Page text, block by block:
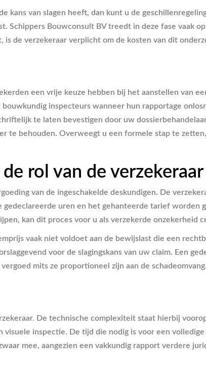
kans van slagen heeft, dan kunt u de
Bouwconsult BV treedt in deze fase vaak
de verzekeraar verplicht om de kosten van dit
een vrije keuze hebben bij het aanstellen van
inspecteurs wanneer hun rapportage
te laten bevestigen door uw
te behouden. Overweegt u een formele stap te
rol van de verzekeraar
van de ingeschakelde deskundigen. De
uren en het gehanteerde tarief worden
kan dit proces voor u als verzekerde onzekerheid
vaak niet voldoet aan de bewijslast die een
voor de slagingskans van uw claim. Een
mits ze proportioneel zijn aan de
De technische complexiteit staat hierbij
inspectie. De tijd die nodig is voor een volledige
mee, aangezien een vakkundig rapport verdere